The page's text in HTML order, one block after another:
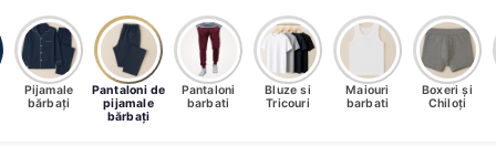
Pijamale
bărbați
Pantaloni de
pijamale
bărbați
Pantaloni
barbati
Bluze si
Tricouri
Maiouri
barbati
Boxeri și
Chiloți